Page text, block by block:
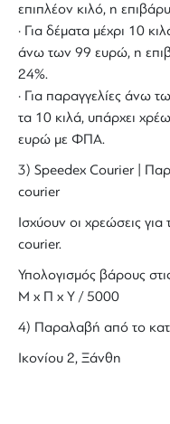
επιπλέον κιλό, η
· Για δέματα μέχρι 10
άνω των 99 ευρώ, η
24%.
· Για παραγγελίες άνω
τα 10 κιλά, υπάρχει
ευρώ με ΦΠΑ.
3) Speedex Courier |
courier
Ισχύουν οι χρεώσεις
courier.
Υπολογισμός βάρους
Μ x Π x Y / 5000
4) Παραλαβή από το
Ικονίου 2, Ξάνθη